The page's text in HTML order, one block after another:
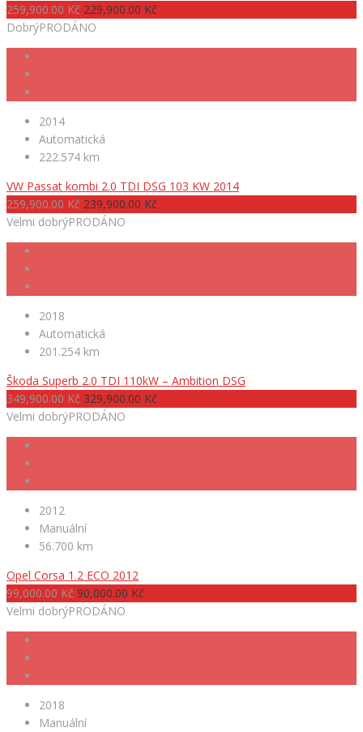
259,900.00 Kč 229,900.00 Kč
DobrýPRODÁNO
2014
Automatická
222.574 km
VW Passat kombi 2.0 TDI DSG 103 KW 2014
259,900.00 Kč 239,900.00 Kč
Velmi dobrýPRODÁNO
2018
Automatická
201.254 km
Škoda Superb 2.0 TDI 110kW – Ambition DSG
349,900.00 Kč 329,900.00 Kč
Velmi dobrýPRODÁNO
2012
Manuální
56.700 km
Opel Corsa 1.2 ECO 2012
99,000.00 Kč 90,000.00 Kč
Velmi dobrýPRODÁNO
2018
Manuální